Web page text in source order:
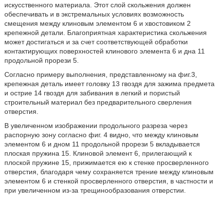
искусственного материала. Этот слой скольжения должен
обеспечивать и в экстремальных условиях возможность
смещения между клиновым элементом 6 и хвостовиком 2
крепежной детали. Благоприятная характеристика скольжения
может достигаться и за счет соответствующей обработки
контактирующих поверхностей клинового элемента 6 и дна 11
продольной прорези 5.
Согласно примеру выполнения, представленному на фиг.3,
крепежная деталь имеет головку 13 гвоздя для зажима предмета
и острие 14 гвоздя для забивания в легкий и пористый
строительный материал без предварительного сверления
отверстия.
В увеличенном изображении продольного разреза через
распорную зону согласно фиг. 4 видно, что между клиновым
элементом 6 и дном 11 продольной прорези 5 вкладывается
плоская пружина 15. Клиновой элемент 6, прилегающий к
плоской пружине 15, прижимается ею к стенке просверленного
отверстия, благодаря чему сохраняется трение между клиновым
элементом 6 и стенкой просверленного отверстия, в частности и
при увеличенном из-за трещинообразования отверстии.